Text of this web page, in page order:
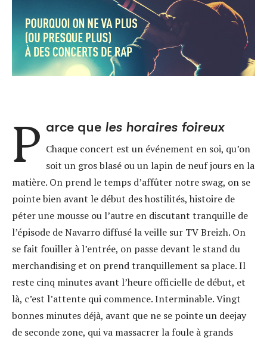
P arce que les horaires foireux
Chaque concert est un événement en soi, qu’on
soit un gros blasé ou un lapin de neuf jours en la
matière. On prend le temps d’affûter notre swag, on se
pointe bien avant le début des hostilités, histoire de
péter une mousse ou l’autre en discutant tranquille de
l’épisode de Navarro diffusé la veille sur TV Breizh. On
se fait fouiller à l’entrée, on passe devant le stand du
merchandising et on prend tranquillement sa place. Il
reste cinq minutes avant l’heure officielle de début, et
là, c’est l’attente qui commence. Interminable. Vingt
bonnes minutes déjà, avant que ne se pointe un deejay
de seconde zone, qui va massacrer la foule à grands